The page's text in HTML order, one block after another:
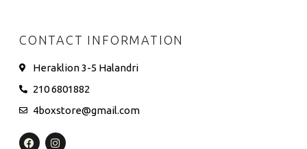
CONTACT INFORMATION
Heraklion 3-5 Halandri
210 6801882
4boxstore@gmail.com